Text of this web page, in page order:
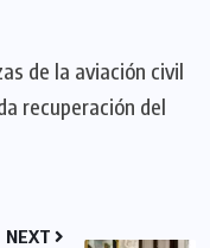
de la aviación civil
recuperación del
NEXT